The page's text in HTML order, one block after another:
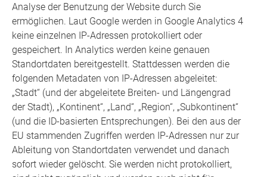
Analyse der Benutzung der Website durch Sie
ermöglichen. Laut Google werden in Google Analytics 4
keine einzelnen IP-Adressen protokolliert oder
gespeichert. In Analytics werden keine genauen
Standortdaten bereitgestellt. Stattdessen werden die
folgenden Metadaten von IP-Adressen abgeleitet:
„Stadt“ (und der abgeleitete Breiten- und Längengrad
der Stadt), „Kontinent“, „Land“, „Region“, „Subkontinent“
(und die ID-basierten Entsprechungen). Bei den aus der
EU stammenden Zugriffen werden IP-Adressen nur zur
Ableitung von Standortdaten verwendet und danach
sofort wieder gelöscht. Sie werden nicht protokolliert,